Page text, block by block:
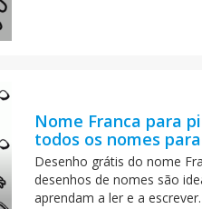
Nome Franca para
todos os nomes
Desenho grátis do nome
desenhos de nomes são
aprendam a ler e a escrever.